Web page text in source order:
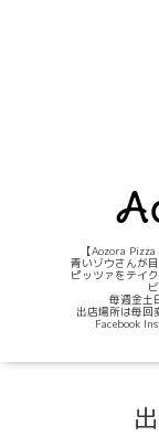
【Aozora
青いゾウさんが
ピッツァをテイ
毎週金土
出店場所は毎回
Facebook